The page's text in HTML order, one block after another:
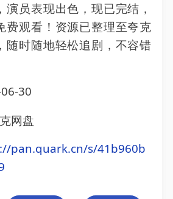
演员表现出色，现已完结，
费观看！资源已整理至夸克
随时随地轻松追剧，不容错
30
网盘
pan.quark.cn/s/41b960b